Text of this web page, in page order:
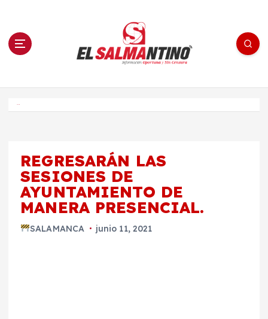
n El Salmantino - medios/noticias/editorial
REGRESARÁN LAS
SESIONES DE
AYUNTAMIENTO DE
MANERA PRESENCIAL.
SALAMANCA junio 11, 2021